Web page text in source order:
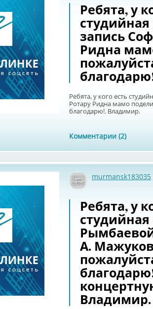
Ребята, у
студийная
запись
Ридна
Ребята, у кого есть
Ротару Ридна мамо
благодарю!. Владимир.
Комментарии (2)
murmansk183035
Ребята, у
А.
Владимир.